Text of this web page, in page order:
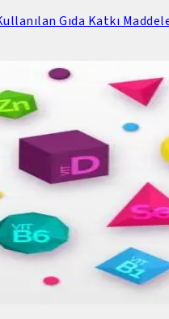
Gıda Katkı